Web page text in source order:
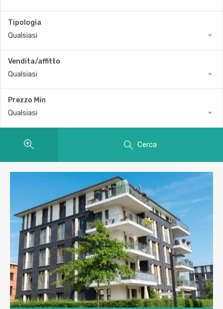
Tipologia
Qualsiasi
Vendita/affitto
Qualsiasi
Prezzo Min
Qualsiasi
Cerca